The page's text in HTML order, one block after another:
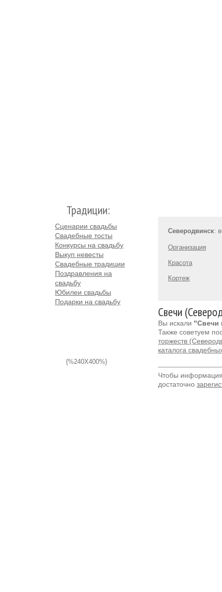
Традиции:
Сценарии свадьбы
Свадебные тосты
Конкурсы на свадьбу
Выкуп невесты
Свадебные традиции
Поздравления на
свадьбу
Юбилеи свадьбы
Подарки на свадьбу
{%240X400%}
Северодвинск:
Организация
Красота
Кортеж
Свечи
Вы искали "Свечи
Также советуем
торжеств
каталога
Чтобы
достаточно